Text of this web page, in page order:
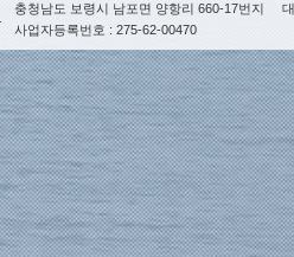
충청남도 보령시 남포면 양항리 660-17번지
사업자등록번호 : 275-62-00470